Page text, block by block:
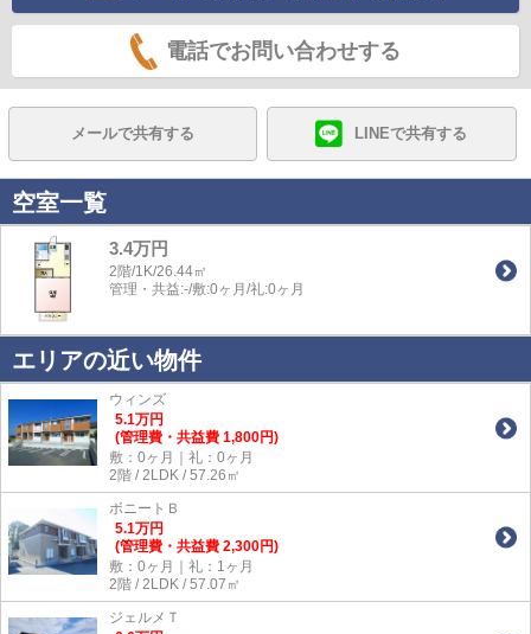
電話でお問い合わせする
メールで共有する LINEで共有する
空室一覧
3.4万円
2階/1K/26.44㎡
管理・共益:-/敷:0ヶ月/礼:0ヶ月
エリアの近い物件
ウィンズ
5.1万円
(管理費・共益費 1,800円)
敷：0ヶ月｜礼：0ヶ月
2階 / 2LDK / 57.26㎡
ボニートＢ
5.1万円
(管理費・共益費 2,300円)
敷：0ヶ月｜礼：1ヶ月
2階 / 2LDK / 57.07㎡
ジェルメＴ